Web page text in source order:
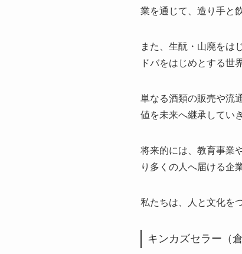
業を通じて、造り手と
また、生酛・山廃をは
ドバをはじめとする世
単なる酒類の販売や流
値を未来へ継承してい
将来的には、教育事業
り多くの人へ届ける企
私たちは、人と文化を
キンカズセラー（倉